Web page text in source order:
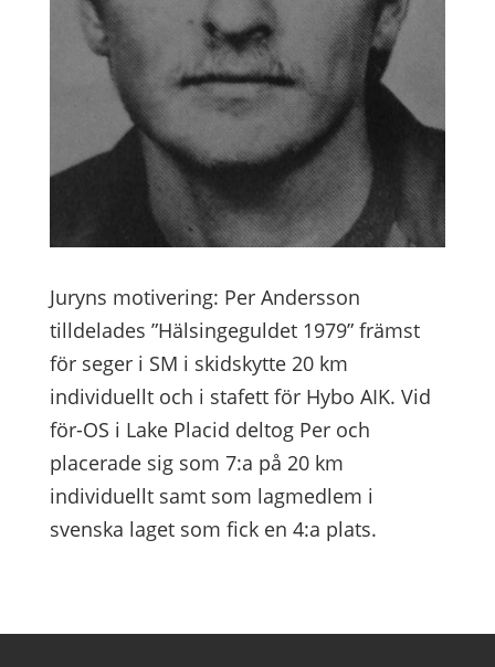
Juryns motivering: Per Andersson
tilldelades ”Hälsingeguldet 1979” främst
för seger i SM i skidskytte 20 km
individuellt och i stafett för Hybo AIK. Vid
för-OS i Lake Placid deltog Per och
placerade sig som 7:a på 20 km
individuellt samt som lagmedlem i
svenska laget som fick en 4:a plats.